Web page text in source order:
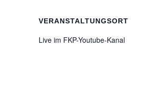
VERANSTALTUNGSORT
Live im FKP-Youtube-Kanal